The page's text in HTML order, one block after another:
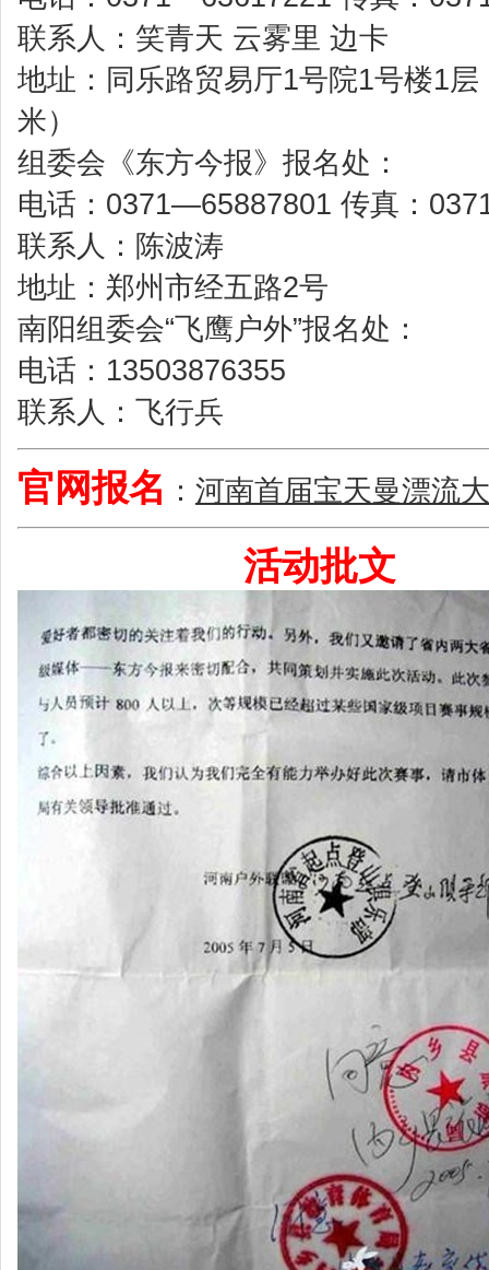
联系人：笑青天 云雾里 边卡
地址：同乐路贸易厅1号院1号楼1
米）
组委会《东方今报》报名处：
电话：0371—65887801 传真：
联系人：陈波涛
地址：郑州市经五路2号
南阳组委会“飞鹰户外”报名处：
电话：13503876355
联系人：飞行兵
官网报名 ： 河南首届宝天曼漂流
活动批文